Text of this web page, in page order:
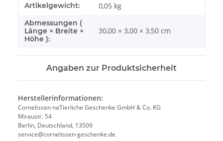
Artikelgewicht: 0,05 kg
Abmessungen (
Länge × Breite ×
Höhe ):
30,00 × 3,00 × 3,50 cm
Angaben zur Produktsicherheit
Herstellerinformationen:
Cornelissen naTierliche Geschenke GmbH & Co. KG
Miraustr. 54
Berlin, Deutschland, 13509
service@cornelissen-geschenke.de